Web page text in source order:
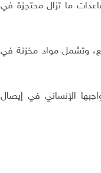
تتجاوز 3 أشهر، إلا أن هذه المساعدات ما تزال محتجزة في
وتشمل مواد مخزنة في
الإنساني في إيصال